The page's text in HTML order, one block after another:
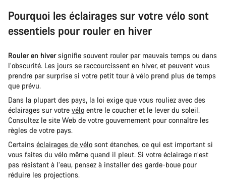
Pourquoi les éclairages sur votre vélo sont
essentiels pour rouler en hiver
Rouler en hiversignifie souvent rouler par mauvais temps ou dans
l’obscurité. Les jours se raccourcissent en hiver, et peuvent vous
prendre par surprise si votre petit tour à vélo prend plus de temps
que prévu.
Dans la plupart des pays, la loi exige que vous rouliez avec des
éclairages sur votre vélo entre le coucher et le lever du soleil.
Consultez le site Web de votre gouvernement pour connaître les
règles de votre pays.
Certains éclairages de vélo sont étanches, ce qui est important si
vous faites du vélo même quand il pleut. Si votre éclairage n’est
pas résistant à l’eau, pensez à installer des garde-boue pour
réduire les projections.